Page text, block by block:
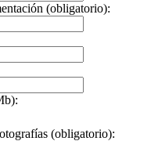
(obligatorio):
(obligatorio):